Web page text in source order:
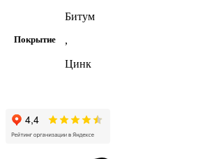
Покрытие
Битум
,
Цинк